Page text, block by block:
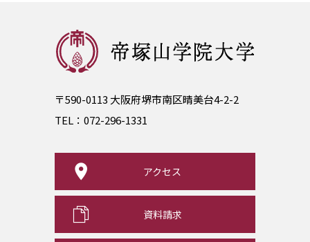
〒590-0113 大阪府堺市南区晴美台4-2-2
TEL： 072-296-1331
アクセス
資料請求